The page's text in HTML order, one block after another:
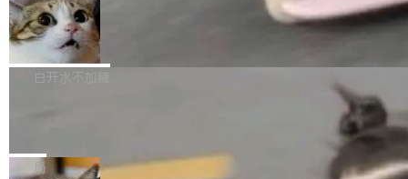
库继续执行。存储库是持久化的唯一真相...
te 17 Pro、OPPO K15，要么是vivo X300 E这
样的次旗舰。 Galaxy Z Fold8 Ultra / Z Fold8 /
Z Flip8三款折叠屏新机均在7月22日发布，且全
部搭载骁龙8 Elite Gen5 for Galaxy，它们本该
本控制系统。目前处于 Early Access 阶段。 De
ltaDB 的核心思路直接写在 landing page 最显
眼的位置：「Software is made between com
mits」——软件是在 commit 之间写出来的。git
是把这段空隙补上。 回退到任何一次编辑：Delt
SpaceXAI 单季资本开支达 183 亿美元
根据风险投资人Tomer Tunguz 博客（VC 分
析）披露的最新分析与第二季度业绩报告，Spac
微软同期总资本开支的四成。 与亚马逊、Alpha
白开水不加糖
一个在终端里运行的编程 agent；Muse Spark
局